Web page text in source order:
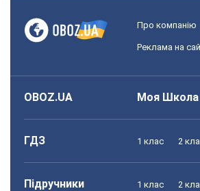
Про компанію
Реклама на
OBOZ.UA Моя Школа
ГДЗ 1 клас 2
Підручники 1 клас 2